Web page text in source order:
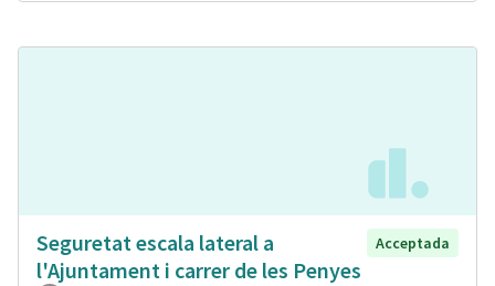
Seguretat escala lateral a
l'Ajuntament i carrer de les Penyes
Acceptada